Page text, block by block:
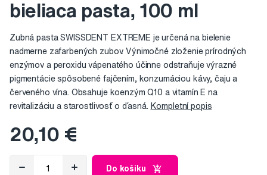
bieliaca pasta, 100 ml
Zubná pasta SWISSDENT EXTREME je určená na bielenie
nadmerne zafarbených zubov. Výnimočné zloženie prírodných
enzýmov a peroxidu vápenatého účinne odstraňuje výrazné
pigmentácie spôsobené fajčením, konzumáciou kávy, čaju a
červeného vína. Obsahuje koenzým Q10 a vitamín E na
revitalizáciu a starostlivosť o ďasná. Kompletní popis
20,10 €
Do košíku